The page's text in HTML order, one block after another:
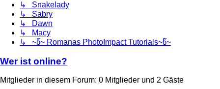
↳ Snakelady
↳ Sabry
↳ Dawn
↳ Macy
↳ ~წ~ Romanas PhotoImpact Tutorials~წ~
Wer ist online?
Mitglieder in diesem Forum: 0 Mitglieder und 2 Gäste